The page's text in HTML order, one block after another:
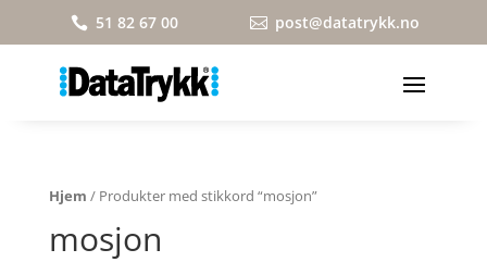
 51 82 67 00  post@datatrykk.no
Hjem / Produkter med stikkord “mosjon”
mosjon